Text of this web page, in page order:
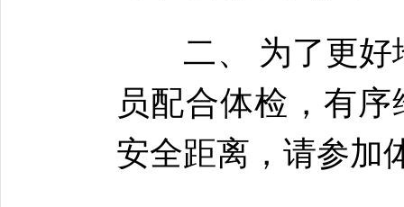
二、 为了更好
员配合体检，有
安全距离，请参加